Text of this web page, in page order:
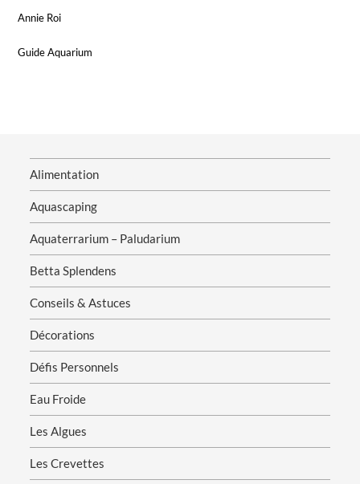
Annie Roi
Guide Aquarium
Alimentation
Aquascaping
Aquaterrarium – Paludarium
Betta Splendens
Conseils & Astuces
Décorations
Défis Personnels
Eau Froide
Les Algues
Les Crevettes